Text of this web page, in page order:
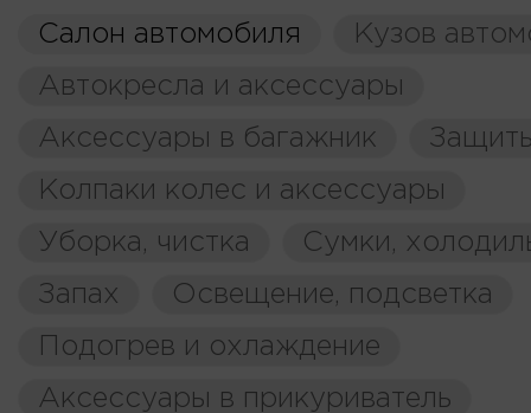
Салон автомобиля
Кузов
Автокресла и аксессуары
Аксессуары в багажник
Колпаки колес и аксессуары
Уборка, чистка
Сумки,
Запах
Освещение, подсветка
Подогрев и охлаждение
Аксессуары в прикуриватель